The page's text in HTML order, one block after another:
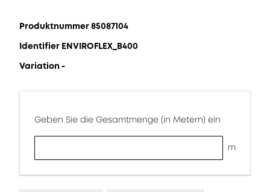
Produktnummer 85087104
Identifier ENVIROFLEX_B400
Variation -
Geben Sie die Gesamtmenge (in Metern) ein
m